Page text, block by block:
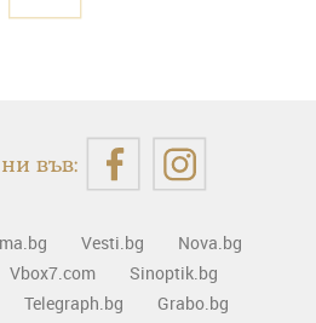
във:
Vesti.bg
Nova.bg
Vbox7.com
Sinoptik.bg
Telegraph.bg
Grabo.bg